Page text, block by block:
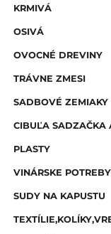
KRMIVÁ
OSIVÁ
OVOCNÉ DREVINY
TRÁVNE ZMESI
SADBOVÉ ZEMIAKY
CIBUĽA SADZAČKA
PLASTY
VINÁRSKE POTREBY
SUDY NA KAPUSTU